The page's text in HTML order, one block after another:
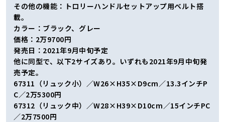
その他の機能：トロリーハンドルセットアップ用ベルト搭
載。
カラー：ブラック、グレー
価格：2万9700円
発売日：2021年9月中旬予定
他に同型で、以下2サイズあり。いずれも2021年9月中旬発
売予定。
67311（リュック小）／W26×H35×D9cm／13.3インチP
C／2万5300円
67312（リュック中）／W28×H39×D10cm／15インチPC
／2万7500円